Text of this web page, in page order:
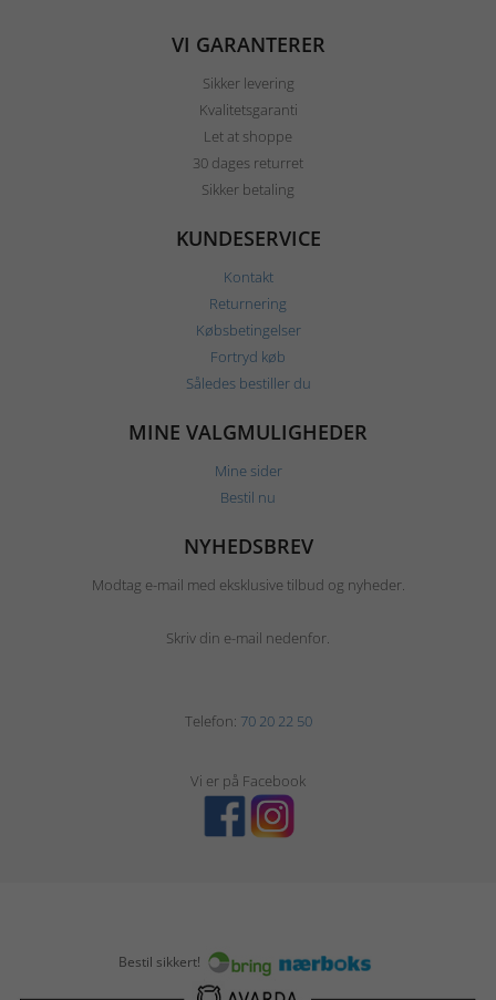
VI GARANTERER
Sikker levering
Kvalitetsgaranti
Let at shoppe
30 dages returret
Sikker betaling
KUNDESERVICE
Kontakt
Returnering
Købsbetingelser
Fortryd køb
Således bestiller du
MINE VALGMULIGHEDER
Mine sider
Bestil nu
NYHEDSBREV
Modtag e-mail med eksklusive tilbud og nyheder.
Skriv din e-mail nedenfor.
Telefon: 70 20 22 50
Vi er på Facebook
Bestil sikkert!